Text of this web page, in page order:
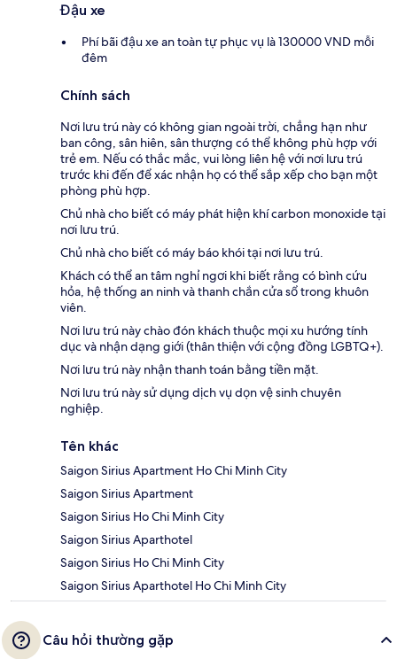
Đậu xe
Phí bãi đậu xe an toàn tự phục vụ là 130000 VND mỗi
đêm
Chính sách
Nơi lưu trú này có không gian ngoài trời, chẳng hạn như
ban công, sân hiên, sân thượng có thể không phù hợp với
trẻ em. Nếu có thắc mắc, vui lòng liên hệ với nơi lưu trú
trước khi đến để xác nhận họ có thể sắp xếp cho bạn một
phòng phù hợp.
Chủ nhà cho biết có máy phát hiện khí carbon monoxide tại
nơi lưu trú.
Chủ nhà cho biết có máy báo khói tại nơi lưu trú.
Khách có thể an tâm nghỉ ngơi khi biết rằng có bình cứu
hỏa, hệ thống an ninh và thanh chắn cửa sổ trong khuôn
viên.
Nơi lưu trú này chào đón khách thuộc mọi xu hướng tính
dục và nhận dạng giới (thân thiện với cộng đồng LGBTQ+).
Nơi lưu trú này nhận thanh toán bằng tiền mặt.
Nơi lưu trú này sử dụng dịch vụ dọn vệ sinh chuyên
nghiệp.
Tên khác
Saigon Sirius Apartment Ho Chi Minh City
Saigon Sirius Apartment
Saigon Sirius Ho Chi Minh City
Saigon Sirius Aparthotel
Saigon Sirius Ho Chi Minh City
Saigon Sirius Aparthotel Ho Chi Minh City
Câu hỏi thường gặp